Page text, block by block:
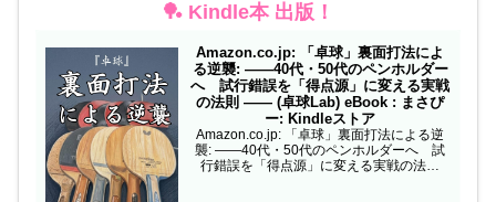
🏓 Kindle本 出版！
Amazon.co.jp: 「卓球」裏面打法によ
る逆襲: ——40代・50代のペンホルダー
へ 試行錯誤を「得点源」に変える実戦
の法則 —— (卓球Lab) eBook : まさぴ
ー: Kindleストア
Amazon.co.jp: 「卓球」裏面打法による逆
襲: ——40代・50代のペンホルダーへ 試
行錯誤を「得点源」に変える実戦の法則